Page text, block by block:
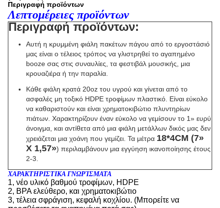
Περιγραφή προϊόντων
Λεπτομέρειες προϊόντων
Περιγραφή προϊόντων:
Αυτή η κρυμμένη φιάλη πακέτων πάγου από το εργοστάσιό
μας είναι ο τέλειος τρόπος να γλιστρηθεί το αγαπημένο
booze σας στις συναυλίες, τα φεστιβάλ μουσικής, μια
κρουαζιέρα ή την παραλία.
Κάθε φιάλη κρατά 20oz του υγρού και γίνεται από το
ασφαλές μη τοξικό HDPE τροφίμων πλαστικό . Είναι εύκολο
να καθαριστούν και είναι χρηματοκιβώτιο πλυντηρίων
πιάτων. Χαρακτηρίζουν έναν εύκολο να γεμίσουν το 1» ευρύ
άνοιγμα, και αντίθετα από μια φιάλη μετάλλων δικός μας δεν
χρειάζεται μια χοάνη που γεμίζει. Τα μέτρα 18*4CM (7»
Χ 1,57») περιλαμβάνουν μια εγγύηση ικανοποίησης έτους
2-3.
ΧΑΡΑΚΤΗΡΙΣΤΙΚΑ ΓΝΩΡΊΣΜΑΤΑ
1, νέο υλικό βαθμού τροφίμων, HDPE
2, BPA ελεύθερο, και χρηματοκιβώτιο
3, τέλεια σφράγιση, κεφαλή κοχλίου. (Μπορείτε να